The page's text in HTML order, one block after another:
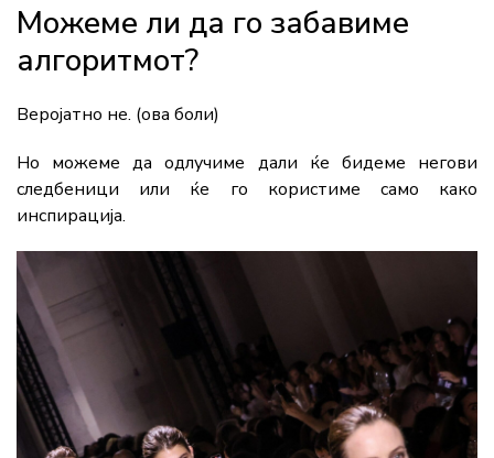
Можеме ли да го забавиме
алгоритмот?
Веројатно не. (ова боли)
Но можеме да одлучиме дали ќе бидеме негови
следбеници или ќе го користиме само како
инспирација.